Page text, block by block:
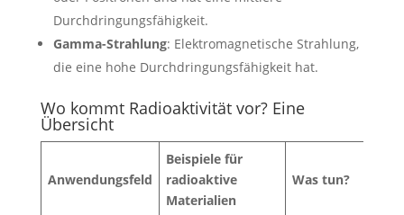
Durchdringungsfähigkeit.
Gamma-Strahlung: Elektromagnetische Strahlung,
die eine hohe Durchdringungsfähigkeit hat.
Wo kommt Radioaktivität vor? Eine
Übersicht
Anwendungsfeld
Beispiele für
radioaktive
Materialien
Was tun?